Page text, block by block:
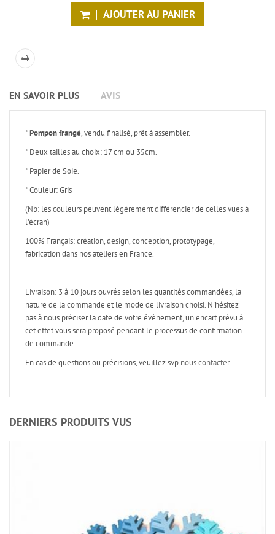
AJOUTER AU PANIER
EN SAVOIR PLUS AVIS
*Pompon frangé, vendu finalisé, prêt à assembler.
* Deux tailles au choix: 17 cm ou 35cm.
* Papier de Soie.
* Couleur: Gris
(Nb: les couleurs peuvent légèrement différencier de celles vues à
l'écran)
100% Français: création, design, conception, prototypage,
fabrication dans nos ateliers en France.
Livraison: 3 à 10 jours ouvrés selon les quantités commandées, la
nature de la commande et le mode de livraison choisi. N'hésitez
pas à nous préciser la date de votre évènement, un encart prévu à
cet effet vous sera proposé pendant le processus de confirmation
de commande.
En cas de questions ou précisions, veuillez svp nous contacter
DERNIERS PRODUITS VUS